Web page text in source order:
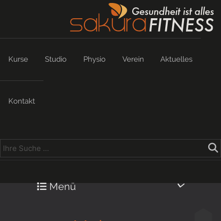
Kurse Studio Physio Verein Aktuelles
Kontakt
Menü